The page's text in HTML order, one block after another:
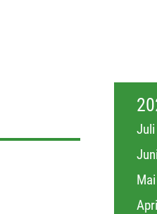
Juli
Juni
Mai